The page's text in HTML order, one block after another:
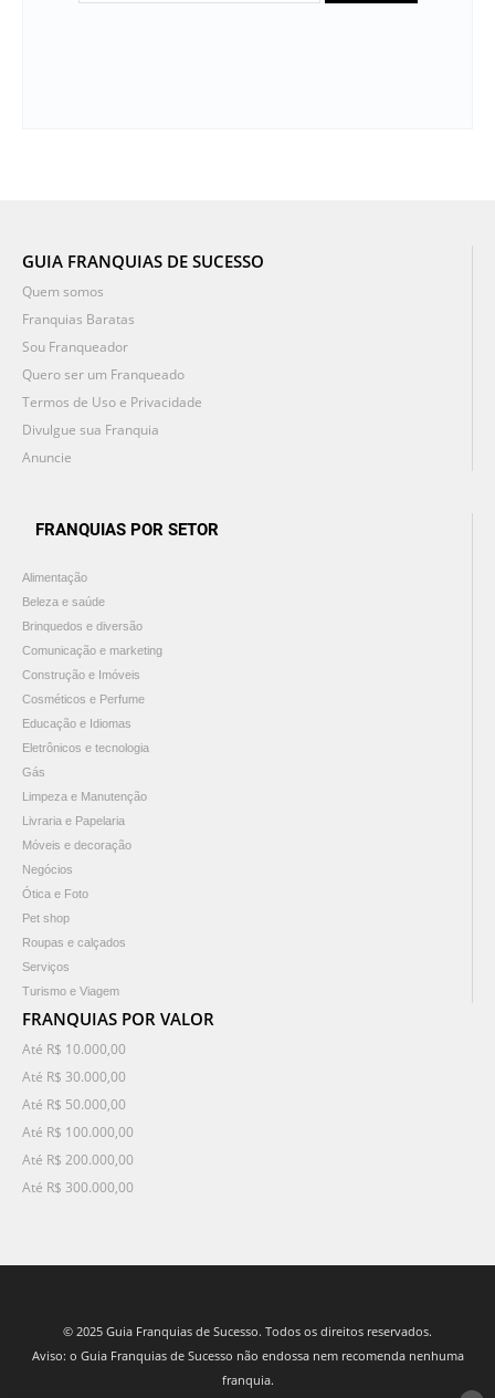
GUIA FRANQUIAS DE SUCESSO
Quem somos
Franquias Baratas
Sou Franqueador
Quero ser um Franqueado
Termos de Uso e Privacidade
Divulgue sua Franquia
Anuncie
FRANQUIAS POR SETOR
Alimentação
Beleza e saúde
Brinquedos e diversão
Comunicação e marketing
Construção e Imóveis
Cosméticos e Perfume
Educação e Idiomas
Eletrônicos e tecnologia
Gás
Limpeza e Manutenção
Livraria e Papelaria
Móveis e decoração
Negócios
Ótica e Foto
Pet shop
Roupas e calçados
Serviços
Turismo e Viagem
FRANQUIAS POR VALOR
Até R$ 10.000,00
Até R$ 30.000,00
Até R$ 50.000,00
Até R$ 100.000,00
Até R$ 200.000,00
Até R$ 300.000,00
© 2025 Guia Franquias de Sucesso. Todos os direitos reservados.
Aviso: o Guia Franquias de Sucesso não endossa nem recomenda nenhuma
franquia.